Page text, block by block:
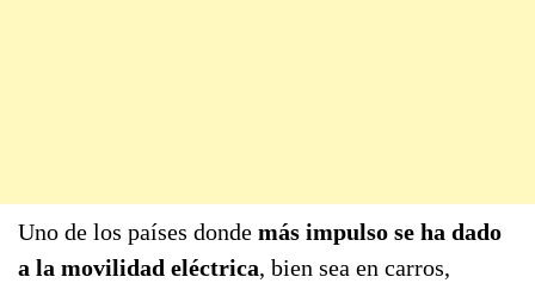
Uno de los países donde más impulso se ha dado
a la movilidad eléctrica, bien sea en carros,